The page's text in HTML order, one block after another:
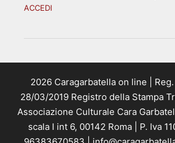
ACCEDI
2026 Caragarbatella on line |
28/03/2019 Registro della Stampa
Associazione Culturale Cara
scala I int 6, 00142 Roma | P. Iva